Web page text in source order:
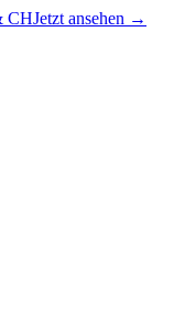
CHJetzt ansehen →